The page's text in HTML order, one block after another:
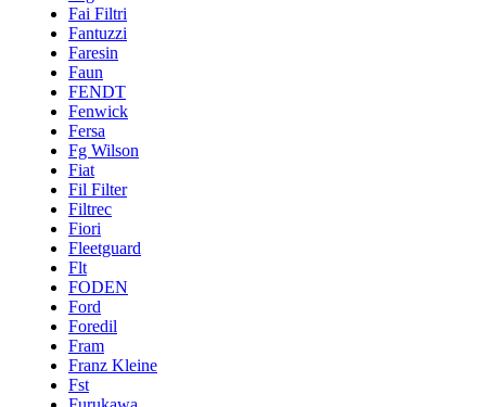
Fai Filtri
Fantuzzi
Faresin
Faun
FENDT
Fenwick
Fersa
Fg Wilson
Fiat
Fil Filter
Filtrec
Fiori
Fleetguard
Flt
FODEN
Ford
Foredil
Fram
Franz Kleine
Fst